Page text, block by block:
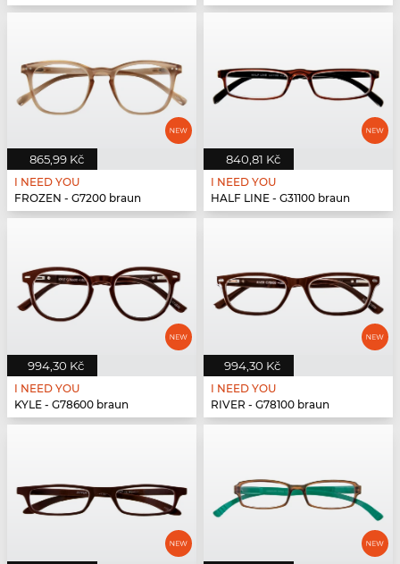
865,99 Kč
I NEED YOU
FROZEN - G7200 braun
840,81 Kč
I NEED YOU
HALF LINE - G31100 braun
994,30 Kč
I NEED YOU
KYLE - G78600 braun
994,30 Kč
I NEED YOU
RIVER - G78100 braun